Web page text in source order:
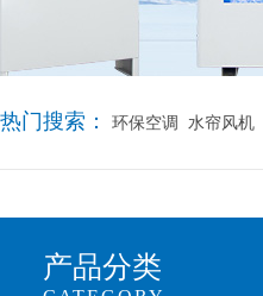
热门搜索： 环保空调 水帘风机
产品分类